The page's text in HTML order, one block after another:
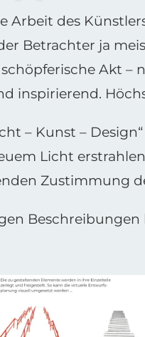
Arbeit des
Betrachter ja
Akt –
inspirierend.
– Kunst –
Licht
Zustimmung